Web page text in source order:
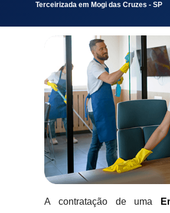
Terceirizada em Mogi das Cruzes - SP
A contratação de uma